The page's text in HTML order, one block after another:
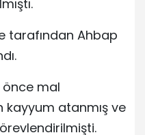
tarafından Ahbap
önce mal
kayyum atanmış ve